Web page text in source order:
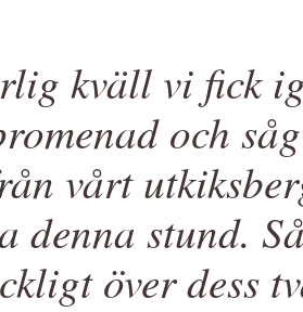
kväll vi fick
och
vårt
denna stund.
över dess